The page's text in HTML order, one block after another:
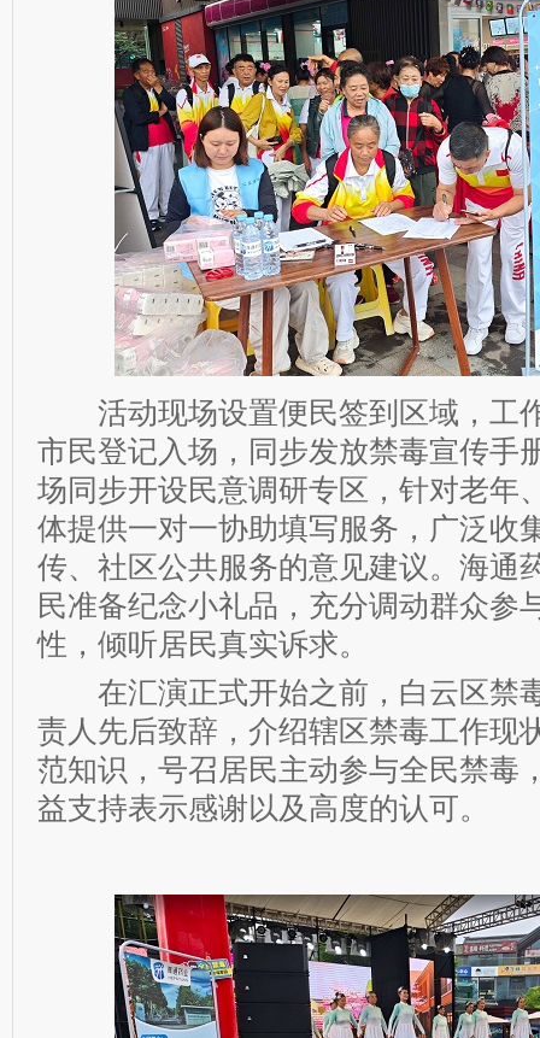
活动现场设置便民签到区域，工
市民登记入场，同步发放禁毒宣传手
场同步开设民意调研专区，针对老年
体提供一对一协助填写服务，广泛收
传、社区公共服务的意见建议。海通
民准备纪念小礼品，充分调动群众参
性，倾听居民真实诉求。
在汇演正式开始之前，白云区禁
责人先后致辞，介绍辖区禁毒工作现
范知识，号召居民主动参与全民禁毒
益支持表示感谢以及高度的认可。